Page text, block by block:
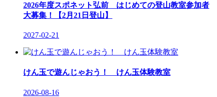
2026年度スポネット弘前 はじめての登山教室参加者
大募集！【2月21日登山】
2027-02-21
けん玉で遊んじゃおう！ けん玉体験教室
2026-08-16